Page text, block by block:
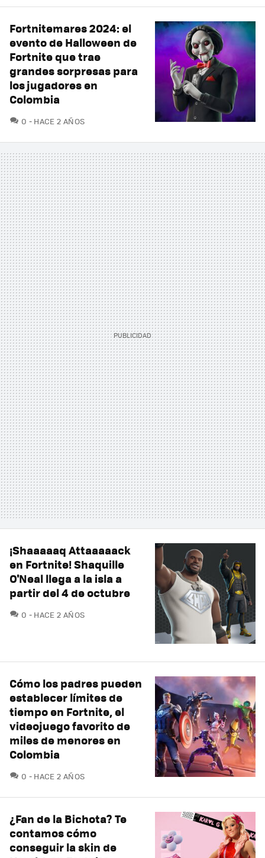
Fortnitemares 2024: el
evento de Halloween de
Fortnite que trae
grandes sorpresas para
los jugadores en
Colombia
0 COMENTARIOS
HACE 2 AÑOS
¡Shaaaaaq Attaaaaack
en Fortnite! Shaquille
O'Neal llega a la isla a
partir del 4 de octubre
0 COMENTARIOS
HACE 2 AÑOS
Cómo los padres pueden
establecer límites de
tiempo en Fortnite, el
videojuego favorito de
miles de menores en
Colombia
0 COMENTARIOS
HACE 2 AÑOS
¿Fan de la Bichota? Te
contamos cómo
conseguir la skin de